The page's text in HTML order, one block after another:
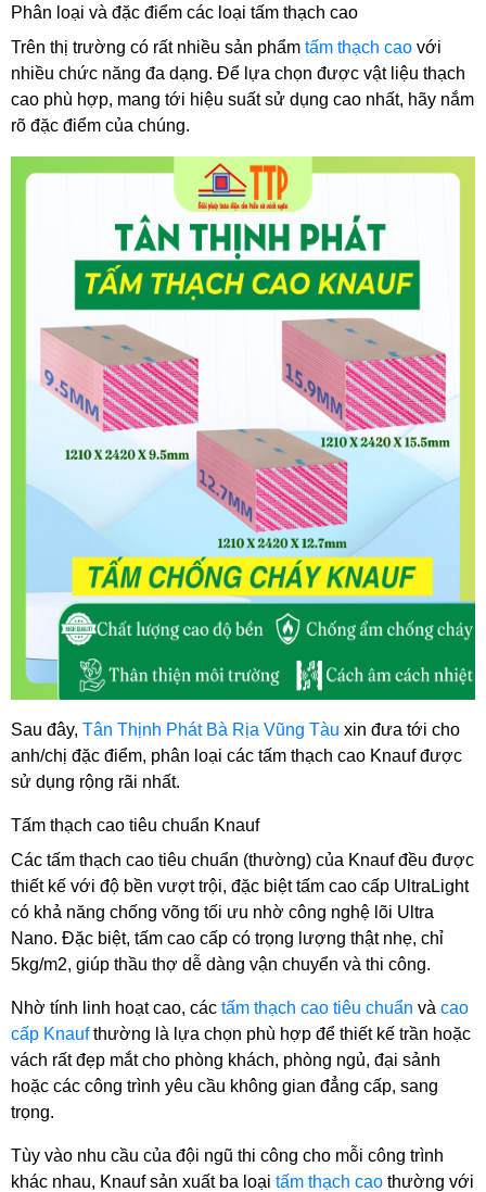
Phân loại và đặc điểm các loại tấm thạch cao
Trên thị trường có rất nhiều sản phẩm tấm thạch cao với
nhiều chức năng đa dạng. Để lựa chọn được vật liệu thạch
cao phù hợp, mang tới hiệu suất sử dụng cao nhất, hãy nắm
rõ đặc điểm của chúng.
Sau đây, Tân Thịnh Phát Bà Rịa Vũng Tàu xin đưa tới cho
anh/chị đặc điểm, phân loại các tấm thạch cao Knauf được
sử dụng rộng rãi nhất.
Tấm thạch cao tiêu chuẩn Knauf
Các tấm thạch cao tiêu chuẩn (thường) của Knauf đều được
thiết kế với độ bền vượt trội, đặc biệt tấm cao cấp UltraLight
có khả năng chống võng tối ưu nhờ công nghệ lõi Ultra
Nano. Đặc biệt, tấm cao cấp có trọng lượng thật nhẹ, chỉ
5kg/m2, giúp thầu thợ dễ dàng vận chuyển và thi công.
Nhờ tính linh hoạt cao, các tấm thạch cao tiêu chuẩn và cao
cấp Knauf thường là lựa chọn phù hợp để thiết kế trần hoặc
vách rất đẹp mắt cho phòng khách, phòng ngủ, đại sảnh
hoặc các công trình yêu cầu không gian đẳng cấp, sang
trọng.
Tùy vào nhu cầu của đội ngũ thi công cho mỗi công trình
khác nhau, Knauf sản xuất ba loại tấm thạch cao thường với